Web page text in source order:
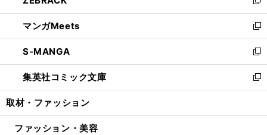
開
く
ウ
で
開
く
ン
ド
ウ
で
開
く
い
ウ
ィ
ン
ド
ウ
で
開
新
し
い
ウ
ィ
ン
ド
ウ
開
マンガMeets
新
し
い
ウ
ィ
ン
ウ
S-MANGA
新
し
い
ウ
ン
集英社コミック文庫
新
し
ウ
取材・ファッション
ファッション・美容